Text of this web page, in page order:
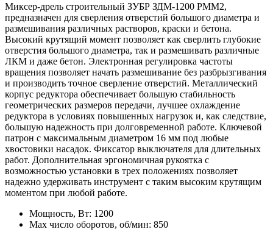
Миксер-дрель строительный ЗУБР ЗДМ-1200 РММ2,
предназначен для сверления отверстий большого диаметра и
размешивания различных растворов, краски и бетона.
Высокий крутящий момент позволяет как сверлить глубокие
отверстия большого диаметра, так и размешивать различные
ЛКМ и даже бетон. Электронная регулировка частоты
вращения позволяет начать размешивание без разбрызгивания
и производить точное сверление отверстий. Металлический
корпус редуктора обеспечивает большую стабильность
геометрических размеров передачи, лучшее охлаждение
редуктора в условиях повышенных нагрузок и, как следствие,
большую надежность при долговременной работе. Ключевой
патрон с максимальным диаметром 16 мм под любые
хвостовики насадок. Фиксатор выключателя для длительных
работ. Дополнительная эргономичная рукоятка с
возможностью установки в трех положениях позволяет
надежно удерживать инструмент с таким высоким крутящим
моментом при любой работе.
Мощность, Вт: 1200
Мах число оборотов, об/мин: 850